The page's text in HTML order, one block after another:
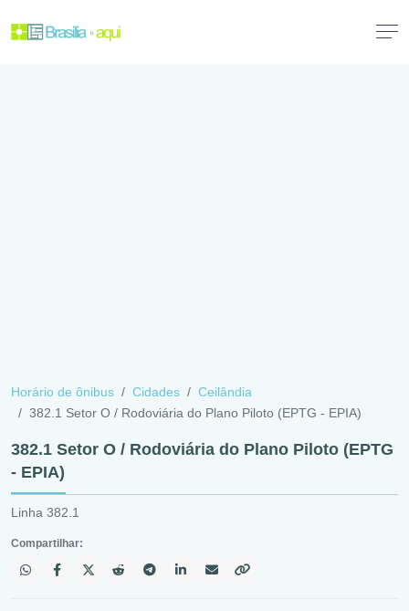
Horário de ônibus Cidades
Ceilândia
382.1 Setor O / Rodoviária do Plano Piloto (EPTG - EPIA)
382.1 Setor O / Rodoviária do Plano Piloto (EPTG
- EPIA)
Linha 382.1
Compartilhar: